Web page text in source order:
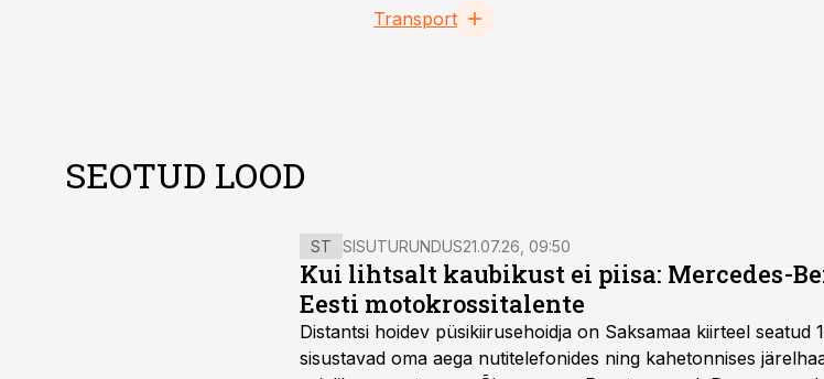
Transport
SEOTUD LOOD
ST SISUTURUNDUS21.07.26, 09:50
Kui lihtsalt kaubikust ei piisa: Mercedes-
Eesti motokrossitalente
Distantsi hoidev püsikiirusehoidja on Saksamaa kiirteel
sisustavad oma aega nutitelefonides ning kahetonnises